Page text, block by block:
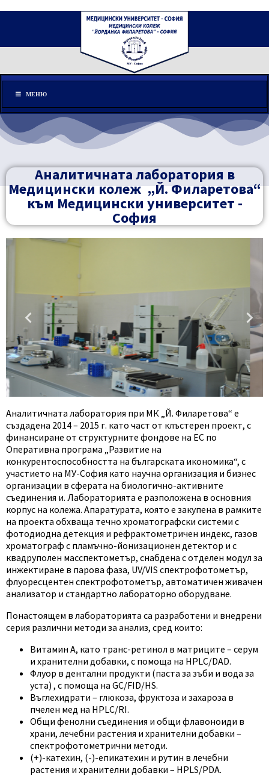
Меню
МЕНЮ
Аналитичната лаборатория в
Медицински колеж „Й. Филаретова“
към Медицински университет -
София
Аналитичната лаборатория при МК „Й. Филаретова“ е
създадена 2014 – 2015 г. като част от клъстерен проект, с
финансиране от структурните фондове на ЕС по
Оперативна програма „Развитие на
конкурентоспособността на българската икономика“, с
участието на МУ-София като научна организация и бизнес
организации в сферата на биологично-активните
съединения и. Лабораторията е разположена в основния
корпус на колежа. Апаратурата, която е закупена в рамките
на проекта обхваща течно хроматографски системи с
фотодиодна детекция и рефрактометричен индекс, газов
хроматограф с пламъчно-йонизационен детектор и с
квадруполен масспектометър, снабдена с отделен модул за
инжектиране в парова фаза, UV/VIS спектрофотометър,
флуоресцентен спектрофотометър, автоматичен живачен
анализатор и стандартно лабораторно оборудване.
Понастоящем в лабораторията са разработени и внедрени
серия различни методи за анализ, сред които:
Витамин А, като транс-ретинол в матриците – серум
и хранителни добавки, с помоща на HPLC/DAD.
Флуор в дентални продукти (паста за зъби и вода за
уста) , с помоща на GC/FID/HS.
Въглехидрати – глюкоза, фруктоза и захароза в
пчелен мед на HPLC/RI.
Общи фенолни съединения и общи флавоноиди в
храни, лечебни растения и хранителни добавки –
спектрофотометрични методи.
(+)-катехин, (-)-епикатехин и рутин в лечебни
растения и хранителни добавки – HPLS/PDA.